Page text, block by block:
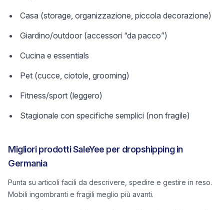
Casa (storage, organizzazione, piccola decorazione)
Giardino/outdoor (accessori “da pacco”)
Cucina e essentials
Pet (cucce, ciotole, grooming)
Fitness/sport (leggero)
Stagionale con specifiche semplici (non fragile)
Migliori prodotti SaleYee per dropshipping in
Germania
Punta su articoli facili da descrivere, spedire e gestire in reso.
Mobili ingombranti e fragili meglio più avanti.